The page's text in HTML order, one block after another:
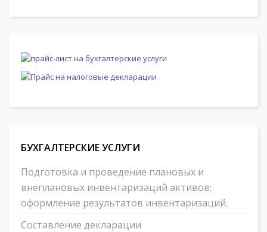
БУХГАЛТЕРСКИЕ УСЛУГИ
Подготовка и проведение плановых и
внеплановых инвентаризаций активов;
оформление результатов инвентаризаций.
Составление декларации